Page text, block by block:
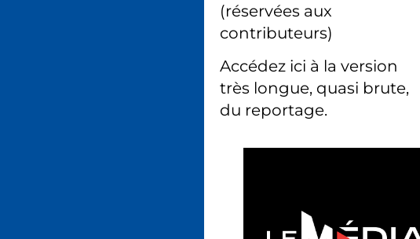
(réservées aux
contributeurs)
Accédez ici à la version
très longue, quasi brute,
du reportage.